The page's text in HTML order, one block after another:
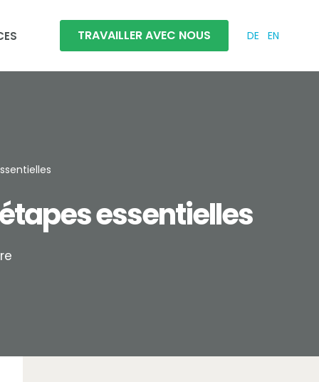
TRAVAILLER AVEC NOUS DE EN
essentielles